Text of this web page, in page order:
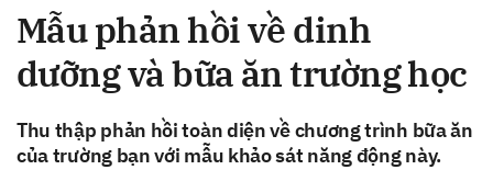
Mẫu phản hồi về dinh
dưỡng và bữa ăn trường học
Thu thập phản hồi toàn diện về chương trình bữa ăn
của trường bạn với mẫu khảo sát năng động này.